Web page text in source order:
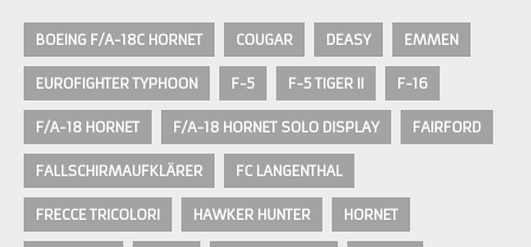
BOEING F/A-18C HORNET COUGAR DEASY EMMEN
EUROFIGHTER TYPHOON F-5 F-5 TIGER II F-16
F/A-18 HORNET F/A-18 HORNET SOLO DISPLAY FAIRFORD
FALLSCHIRMAUFKLÄRER FC LANGENTHAL
FRECCE TRICOLORI HAWKER HUNTER HORNET